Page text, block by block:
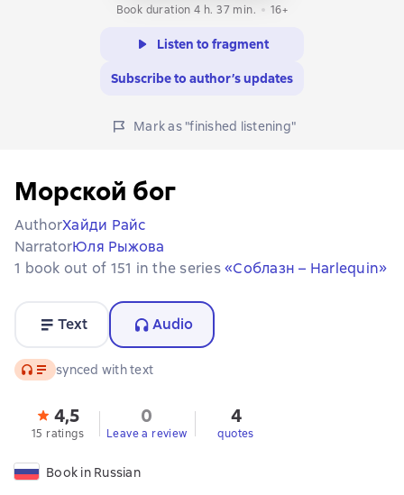
Book duration 4 h. 37 min. 16+
Listen to fragment
Subscribe to author’s updates
Mark as "finished listening"
Морской бог
AuthorХайди Райс
NarratorЮля Рыжова
1 book out of 151 in the series«Соблазн – Harlequin»
Text Audio
Audio synced with text
4,5
15 ratings
0
Leave a review
4
quotes
Book in Russian